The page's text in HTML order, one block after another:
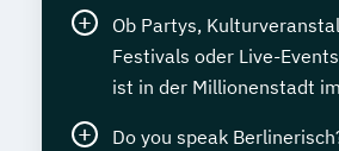
Ob Partys,
Festivals oder Live-
ist in der Millionenstadt
Do you speak